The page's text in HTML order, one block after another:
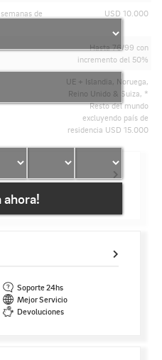
de
USD 10.000
Hasta 76/99 con
incremento del 50%
UE + Islandia, Noruega,
Reino Unido & Suiza, *
Resto del mundo
excluyendo país de
residencia USD 15.000
ahora!
Soporte 24hs
Mejor Servicio
Devoluciones